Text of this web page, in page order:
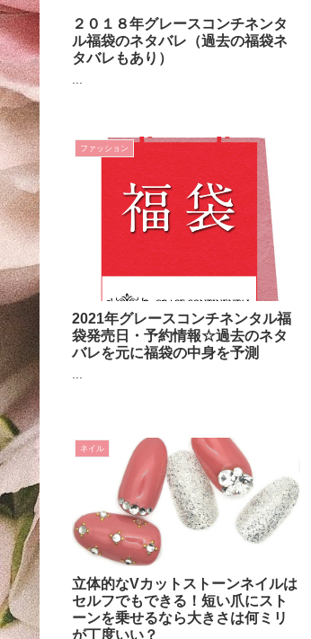
２０１８年グレースコンチネンタ
ル福袋のネタバレ（過去の福袋ネ
タバレもあり）
ファッション
2021年グレースコンチネンタル福
袋発売日・予約情報☆過去のネタ
バレを元に福袋の中身を予測
...
ネイル
立体的なVカットストーンネイルは
セルフでもできる！短い爪にスト
ーンを乗せるなら大きさは何ミリ
が丁度いい？